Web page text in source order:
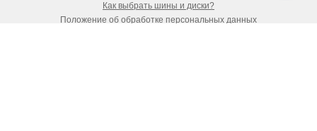
Как выбрать шины и диски?
Положение об обработке персональных данных